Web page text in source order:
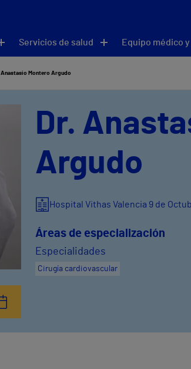
Servicios de salud Equipo médico
Anastasio Montero Argudo
Dr.
Argudo
Hospital Vithas Valencia 9 de
Áreas de especialización
Especialidades
Cirugía cardiovascular